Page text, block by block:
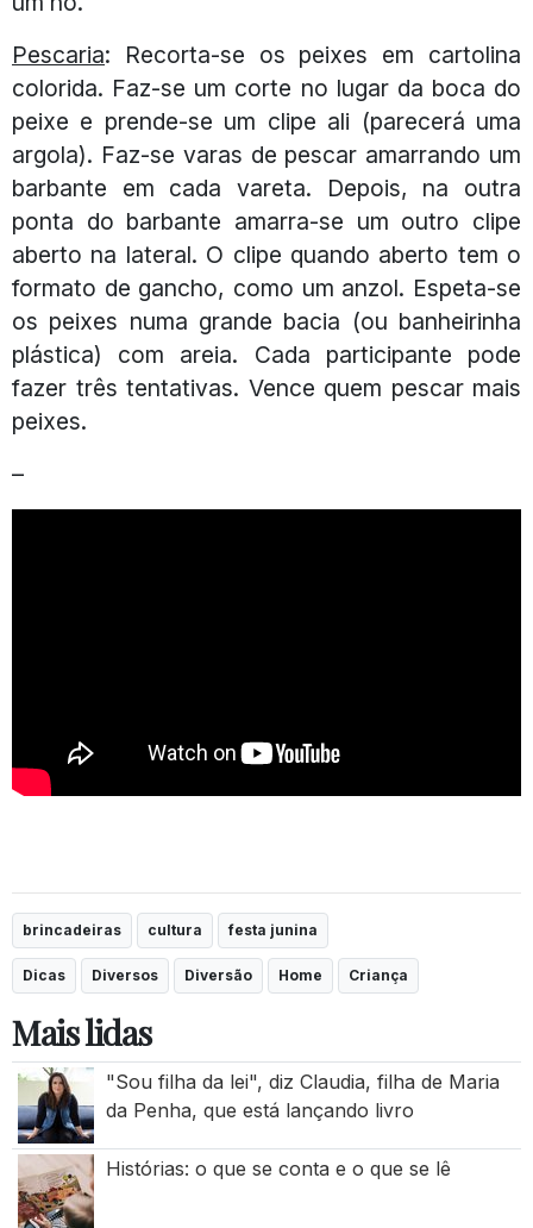
Pescaria: Recorta-se os peixes em cartolina
colorida. Faz-se um corte no lugar da boca do
peixe e prende-se um clipe ali (parecerá uma
argola). Faz-se varas de pescar amarrando um
barbante em cada vareta. Depois, na outra
ponta do barbante amarra-se um outro clipe
aberto na lateral. O clipe quando aberto tem o
formato de gancho, como um anzol. Espeta-se
os peixes numa grande bacia (ou banheirinha
plástica) com areia. Cada participante pode
fazer três tentativas. Vence quem pescar mais
peixes.
–
brincadeiras cultura festa junina
Dicas Diversos Diversão Home Criança
Mais lidas
"Sou filha da lei", diz Claudia, filha de Maria
da Penha, que está lançando livro
Histórias: o que se conta e o que se lê